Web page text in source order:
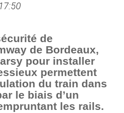
de
de Bordeaux,
pour installer
permettent
du train dans
le biais d’un
les rails.